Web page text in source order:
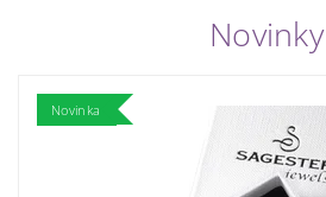
Novinky
Novinka